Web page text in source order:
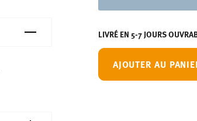
LIVRÉ EN 5-7 JOURS
AJOUTER AU